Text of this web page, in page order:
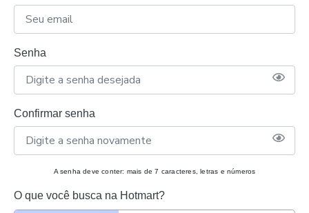
Senha
Confirmar senha
A senha deve conter: mais de 7 caracteres, letras e números
O que você busca na Hotmart?